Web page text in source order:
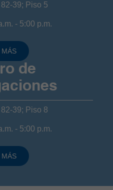
39; Piso 5
- 5:00 p.m.
MÁS
de
39; Piso 8
- 5:00 p.m.
MÁS